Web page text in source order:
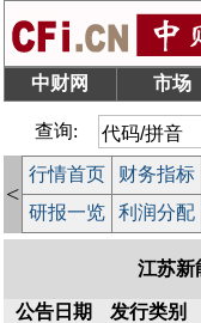
中财网 市场
查询:
<
行情首页 财务指标
研报一览
利润分配
江苏新
公告日期 发行类别